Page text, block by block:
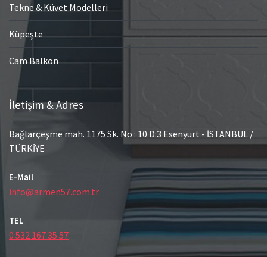
Tekne & Küvet Modelleri
Küpeşte
Cam Balkon
İletişim & Adres
Bağlarçeşme mah. 1175 Sk. No : 10 D:3 Esenyurt - İSTANBUL /
TÜRKİYE
E-Mail
info@armen57.com.tr
TEL
0 532 167 35 57